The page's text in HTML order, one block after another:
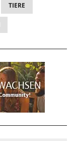
TIERE